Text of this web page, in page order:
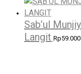
Sab’ul
Langit Rp59.000